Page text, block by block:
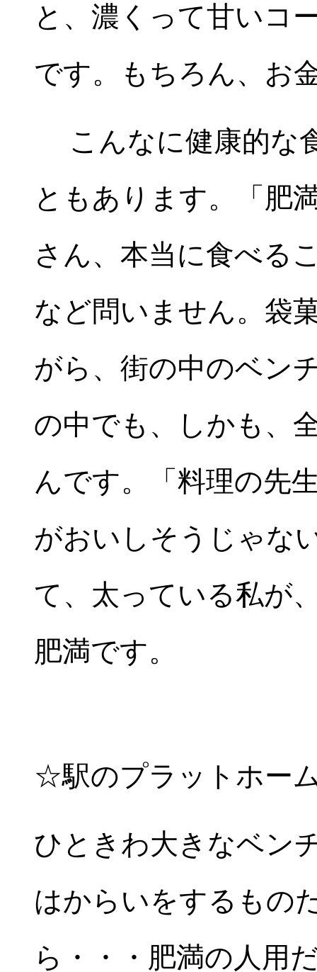
と、濃くって甘いコ
です。もちろん、お
こんなに健康的な
ともあります。「肥
さん、本当に食べる
など問いません。袋
がら、街の中のベン
の中でも、しかも、
んです。「料理の先
がおいしそうじゃな
て、太っている私が
肥満です。
☆駅のプラットホー
ひときわ大きなベン
はからいをするもの
ら・・・肥満の人用